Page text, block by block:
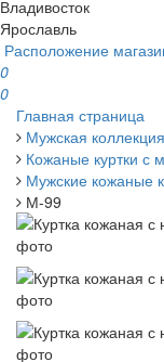
Владивосток
Ярославль
Расположение
0
0
Главная страница
Мужская коллекция
Кожаные куртки с
Мужские кожаные
М-99